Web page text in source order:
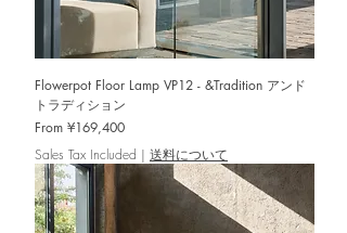
Flowerpot Floor Lamp VP12 - &Tradition アンド
トラディション
From ¥169,400
Sale Price
Sales Tax Included | 送料について